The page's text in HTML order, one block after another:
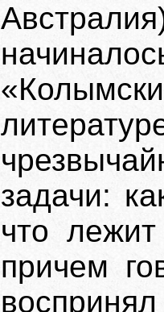
задачи:
что
причем